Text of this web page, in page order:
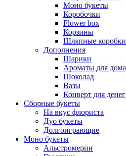
Моно букеты
Коробочки
Flower box
Корзины
Шляпные коробки
Дополнения
Шарики
Ароматы для дома
Шоколад
Вазы
Конверт для денег
Сборные букеты
На вкус флориста
Дуо букеты
Долгоиграющие
Моно букеты
Альстромерии